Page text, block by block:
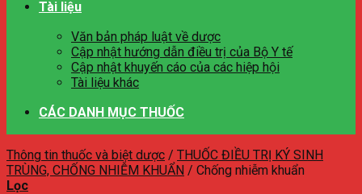
Tài liệu
Văn bản pháp luật về dược
Cập nhật hướng dẫn điều trị của Bộ Y tế
Cập nhật khuyến cáo của các hiệp hội
Tài liệu khác
CÁC DANH MỤC THUỐC
Thông tin thuốc và biệt dược / THUỐC ĐIỀU TRỊ KÝ SINH
TRÙNG, CHỐNG NHIỄM KHUẨN / Chống nhiễm khuẩn
Lọc